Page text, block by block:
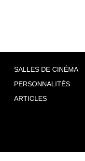
SALLES DE CINÉMA
PERSONNALITÉS
ARTICLES